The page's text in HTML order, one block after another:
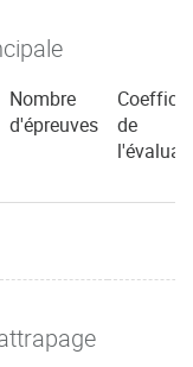
Nombre
d'épreuves
de